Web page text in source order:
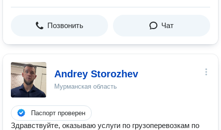
Позвонить Чат
Andrey Storozhev
Мурманская область
Паспорт проверен
Здравствуйте, оказываю услуги по грузоперевозкам по